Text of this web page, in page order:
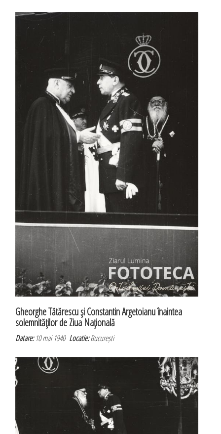
Gheorghe Tătărescu şi Constantin Argetoianu înaintea
solemnităţilor de Ziua Naţională
Datare:10 mai 1940Locatie:București